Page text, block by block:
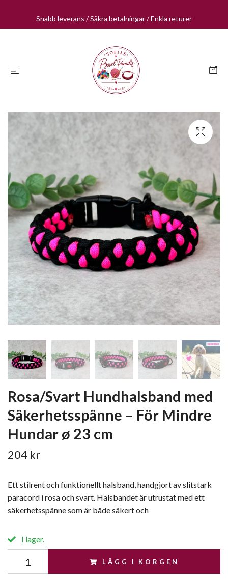
Snabb leverans / Säkra betalningar / Enkla returer
Rosa/Svart Hundhalsband med
Säkerhetsspänne – För Mindre
Hundar ø 23 cm
204 kr
Ett stilrent och funktionellt halsband, handgjort av slitstark
paracord i rosa och svart. Halsbandet är utrustat med ett
säkerhetsspänne som är både säkert och
I lager.
LÄGG I KORGEN